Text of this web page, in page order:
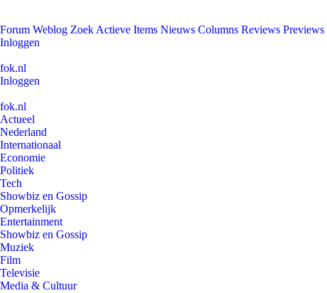
Forum Weblog Zoek Actieve Items Nieuws Columns Reviews Previews
Inloggen
fok.nl
Inloggen
fok.nl
Actueel
Nederland
Internationaal
Economie
Politiek
Tech
Showbiz en Gossip
Opmerkelijk
Entertainment
Showbiz en Gossip
Muziek
Film
Televisie
Media & Cultuur